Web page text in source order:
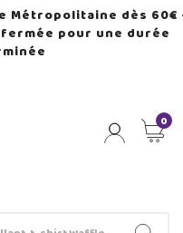
Métropolitaine dès 60€
pour une durée
0